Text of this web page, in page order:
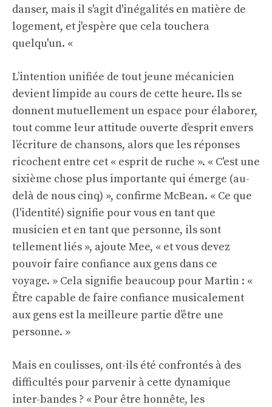
danser, mais il s'agit d'inégalités en matière de
logement, et j'espère que cela touchera
quelqu'un. «
L’intention unifiée de tout jeune mécanicien
devient limpide au cours de cette heure. Ils se
donnent mutuellement un espace pour élaborer,
tout comme leur attitude ouverte d’esprit envers
l’écriture de chansons, alors que les réponses
ricochent entre cet « esprit de ruche ». « C'est une
sixième chose plus importante qui émerge (au-
delà de nous cinq) », confirme McBean. « Ce que
(l'identité) signifie pour vous en tant que
musicien et en tant que personne, ils sont
tellement liés », ajoute Mee, « et vous devez
pouvoir faire confiance aux gens dans ce
voyage. » Cela signifie beaucoup pour Martin : «
Être capable de faire confiance musicalement
aux gens est la meilleure partie d’être une
personne. »
Mais en coulisses, ont-ils été confrontés à des
difficultés pour parvenir à cette dynamique
inter-bandes ? « Pour être honnête, les